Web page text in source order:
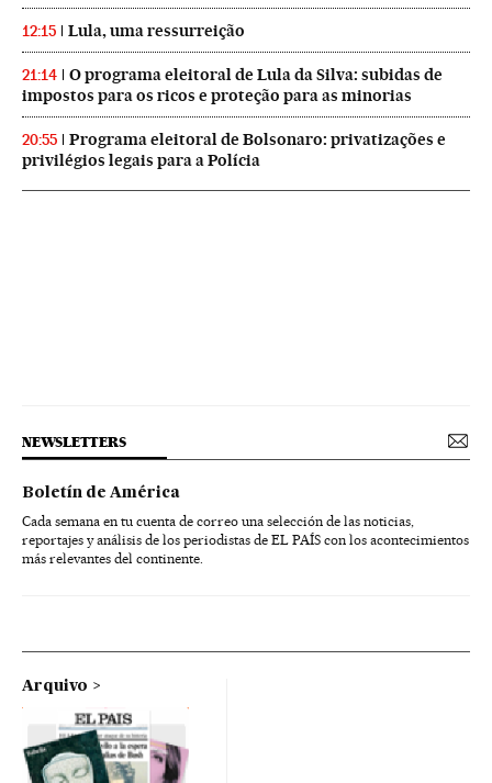
12:15 Lula, uma ressurreição
21:14
O programa eleitoral de Lula da Silva: subidas de
impostos para os ricos e proteção para as minorias
20:55
Programa eleitoral de Bolsonaro: privatizações e
privilégios legais para a Polícia
NEWSLETTERS
Boletín de América
Cada semana en tu cuenta de correo una selección de las noticias,
reportajes y análisis de los periodistas de EL PAÍS con los acontecimientos
más relevantes del continente.
Arquivo